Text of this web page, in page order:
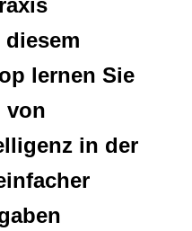
lernen Sie
von
in der